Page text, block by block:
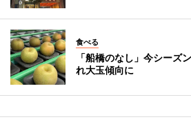
食べる
「船橋のなし」今シー
れ大玉傾向に